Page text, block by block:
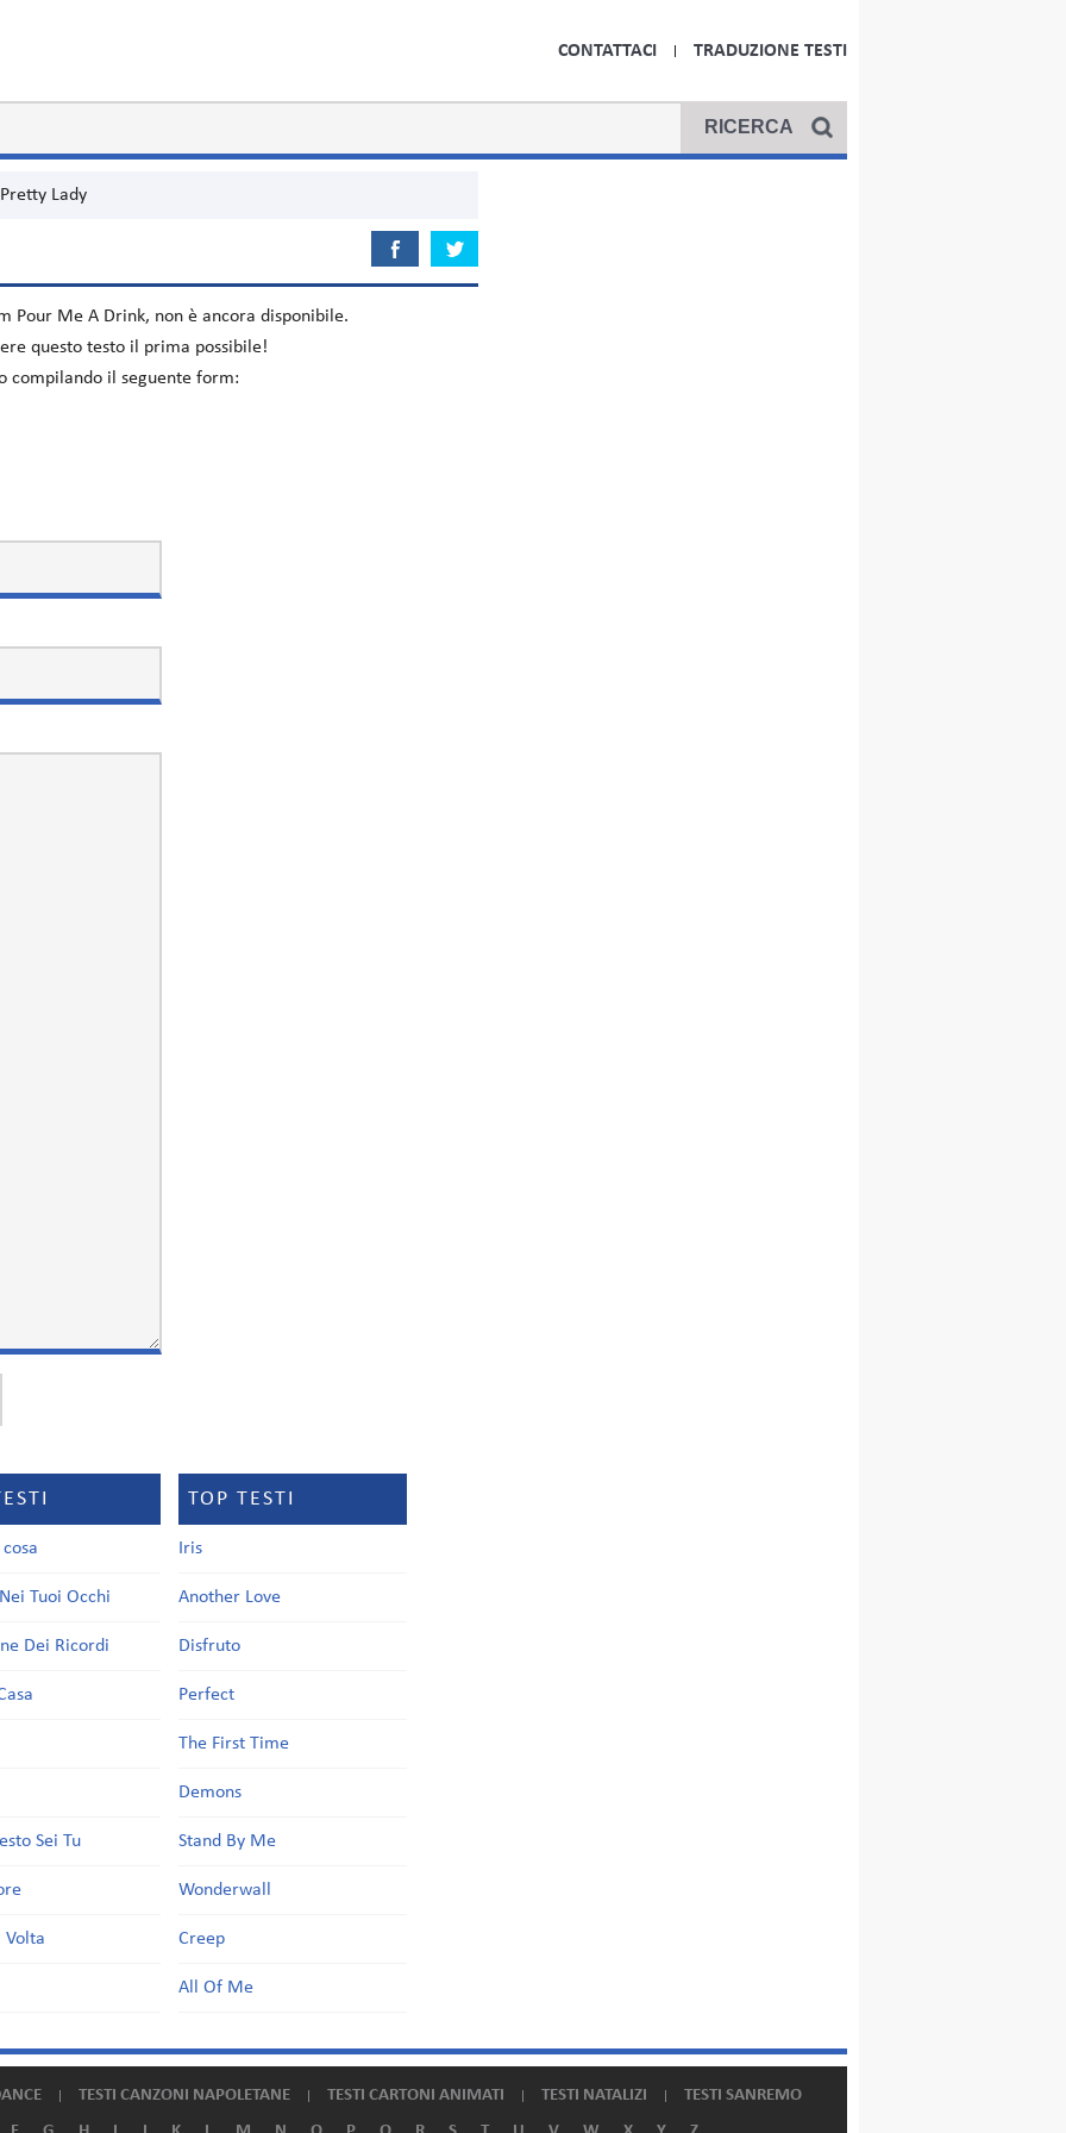
CONTATTACI TRADUZIONE TESTI
Pretty Lady
Pour Me A Drink, non è ancora disponibile.
questo testo il prima possibile!
compilando il seguente form:
Tuoi Occhi
Dei Ricordi
Sei Tu
Volta
TOP TESTI
Iris
Another Love
Disfruto
Perfect
The First Time
Demons
Stand By Me
Wonderwall
Creep
All Of Me
TESTI CANZONI NAPOLETANE TESTI CARTONI ANIMATI TESTI NATALIZI
TESTI SANREMO